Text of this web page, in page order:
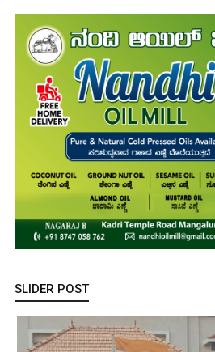
SLIDER POST